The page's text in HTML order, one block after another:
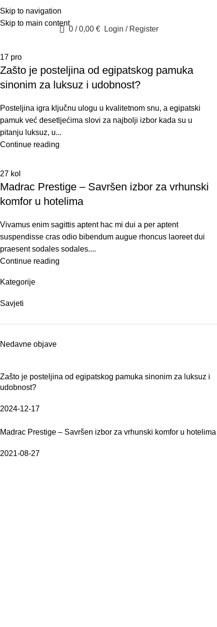
Skip to navigation
Skip to main content
0 / 0,00 € Login / Register
17 pro
Zašto je posteljina od egipatskog pamuka
sinonim za luksuz i udobnost?
Posteljina igra ključnu ulogu u kvalitetnom snu, a egipatski
pamuk već desetljećima slovi za najbolji izbor kada su u
pitanju luksuz, u...
Continue reading
27 kol
Madrac Prestige – Savršen izbor za vrhunski
komfor u hotelima
Vivamus enim sagittis aptent hac mi dui a per aptent
suspendisse cras odio bibendum augue rhoncus laoreet dui
praesent sodales sodales....
Continue reading
Kategorije
Savjeti
Nedavne objave
Zašto je posteljina od egipatskog pamuka sinonim za luksuz i
udobnost?
2024-12-17
Madrac Prestige – Savršen izbor za vrhunski komfor u hotelima
2021-08-27